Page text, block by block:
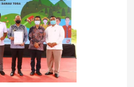
e
n
g
er
l
re